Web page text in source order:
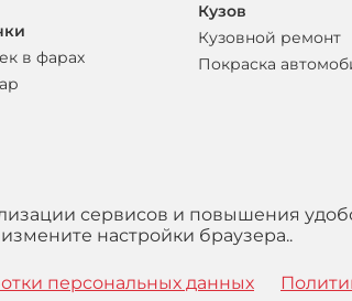
в фарах
Кузов
Кузовной ремонт
Покраска
сервисов и повышения
настройки браузера..
персональных данных